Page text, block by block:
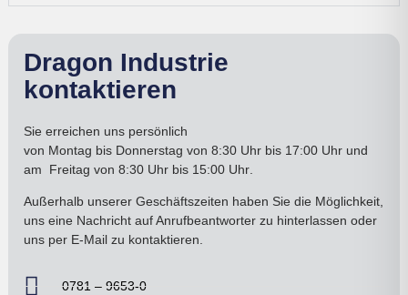
Dragon Industrie
kontaktieren
Sie erreichen uns persönlich
von Montag bis Donnerstagvon 8:30 Uhr bis 17:00 Uhr und
am Freitag von 8:30 Uhr bis 15:00 Uhr
Außerhalb unserer Geschäftszeiten haben Sie die Möglichkeit,
uns eine Nachricht auf Anrufbeantworter zu hinterlassen oder
uns per E-Mail zu kontaktieren.
0781 – 9653-0